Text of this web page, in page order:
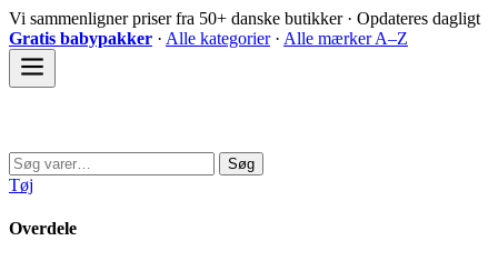
Spring
til
indhold
Vi sammenligner priser fra 50+ danske butikker · Opdateres dagligt
Gratis babypakker · Alle kategorier· Alle mærker A–Z
Søg
efter:
Søg
Tøj
Overdele